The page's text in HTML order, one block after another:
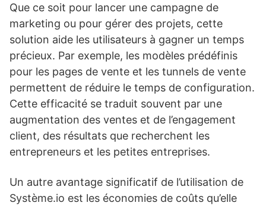
Que ce soit pour lancer une campagne de
marketing ou pour gérer des projets, cette
solution aide les utilisateurs à gagner un temps
précieux. Par exemple, les modèles prédéfinis
pour les pages de vente et les tunnels de vente
permettent de réduire le temps de configuration.
Cette efficacité se traduit souvent par une
augmentation des ventes et de l’engagement
client, des résultats que recherchent les
entrepreneurs et les petites entreprises.
Un autre avantage significatif de l’utilisation de
Système.io est les économies de coûts qu’elle